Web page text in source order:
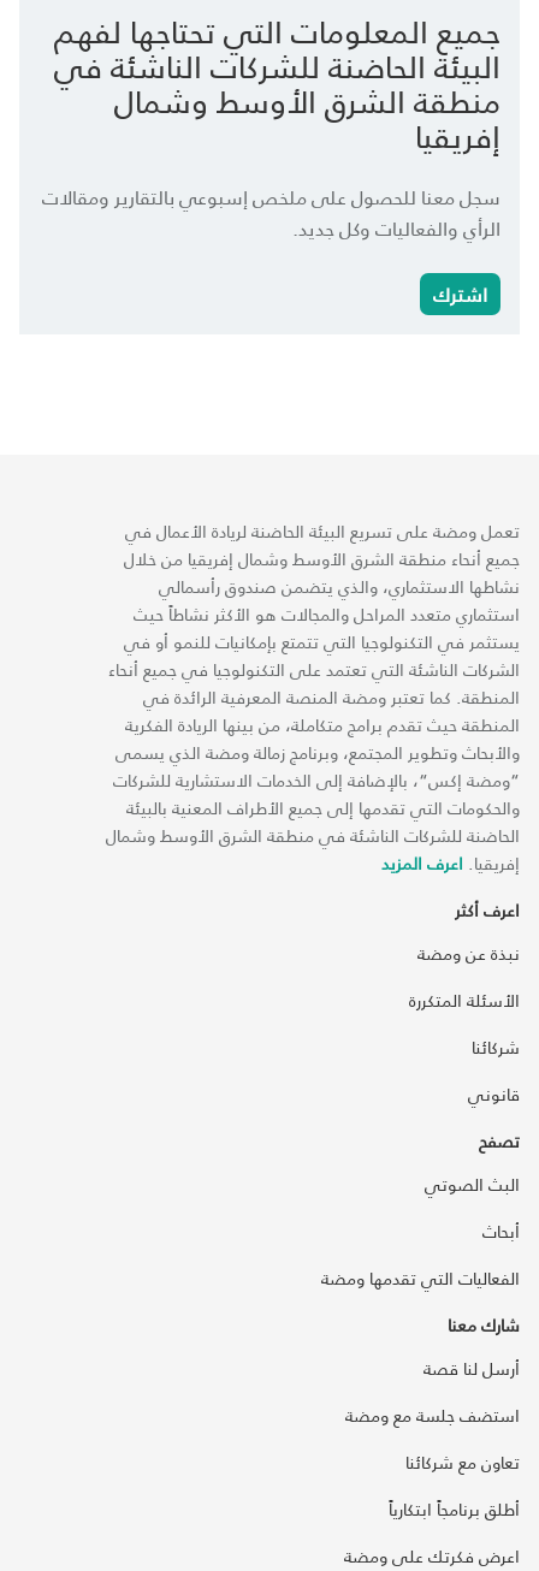
جميع المعلومات التي تحتاجها لفهم
البيئة الحاضنة للشركات الناشئة في
منطقة الشرق الأوسط وشمال
إفريقيا
سجل معنا للحصول على ملخص إسبوعي بالتقارير ومقالات
الرأي والفعاليات وكل جديد.
اشترك
تعمل ومضة على تسريع البيئة الحاضنة لريادة الأعمال في
جميع أنحاء منطقة الشرق الأوسط وشمال إفريقيا من خلال
نشاطها الاستثماري، والذي يتضمن صندوق رأسمالي
استثماري متعدد المراحل والمجالات هو الأكثر نشاطاً حيث
يستثمر في التكنولوجيا التي تتمتع بإمكانيات للنمو أو في
الشركات الناشئة التي تعتمد على التكنولوجيا في جميع أنحاء
المنطقة. كما تعتبر ومضة المنصة المعرفية الرائدة في
المنطقة حيث تقدم برامج متكاملة، من بينها الريادة الفكرية
والأبحاث وتطوير المجتمع، وبرنامج زمالة ومضة الذي يسمى
“ومضة إكس“، بالإضافة إلى الخدمات الاستشارية للشركات
والحكومات التي تقدمها إلى جميع الأطراف المعنية بالبيئة
الحاضنة للشركات الناشئة في منطقة الشرق الأوسط وشمال
إفريقيا. اعرف المزيد
اعرف أكثر
نبذة عن ومضة
الأسئلة المتكررة
شركائنا
قانوني
تصفح
البث الصوتي
أبحاث
الفعاليات التي تقدمها ومضة
شارك معنا
أرسل لنا قصة
استضف جلسة مع ومضة
تعاون مع شركائنا
أطلق برنامجاً ابتكارياً
اعرض فكرتك على ومضة